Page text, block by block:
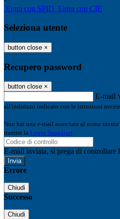
Entra con SPID Entra con CIE
Seleziona utente
button close ×
Recupero password
button close ×
E-mail
all'indirizzo indicato con le istruzioni
Non hai una e-mail associata al nome
tramite la Login Spaggiari
E-mail inviata, si prega di controllare
Errore
Chiudi
Successo
Chiudi